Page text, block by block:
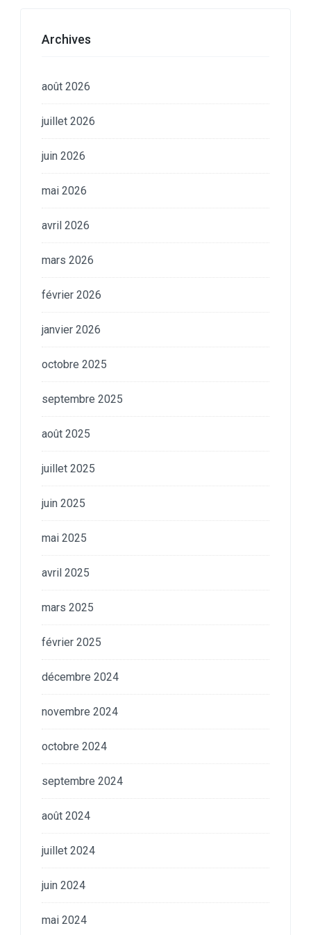
Archives
août 2026
juillet 2026
juin 2026
mai 2026
avril 2026
mars 2026
février 2026
janvier 2026
octobre 2025
septembre 2025
août 2025
juillet 2025
juin 2025
mai 2025
avril 2025
mars 2025
février 2025
décembre 2024
novembre 2024
octobre 2024
septembre 2024
août 2024
juillet 2024
juin 2024
mai 2024